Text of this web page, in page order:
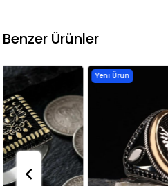
Benzer Ürünler
Yeni Ürün